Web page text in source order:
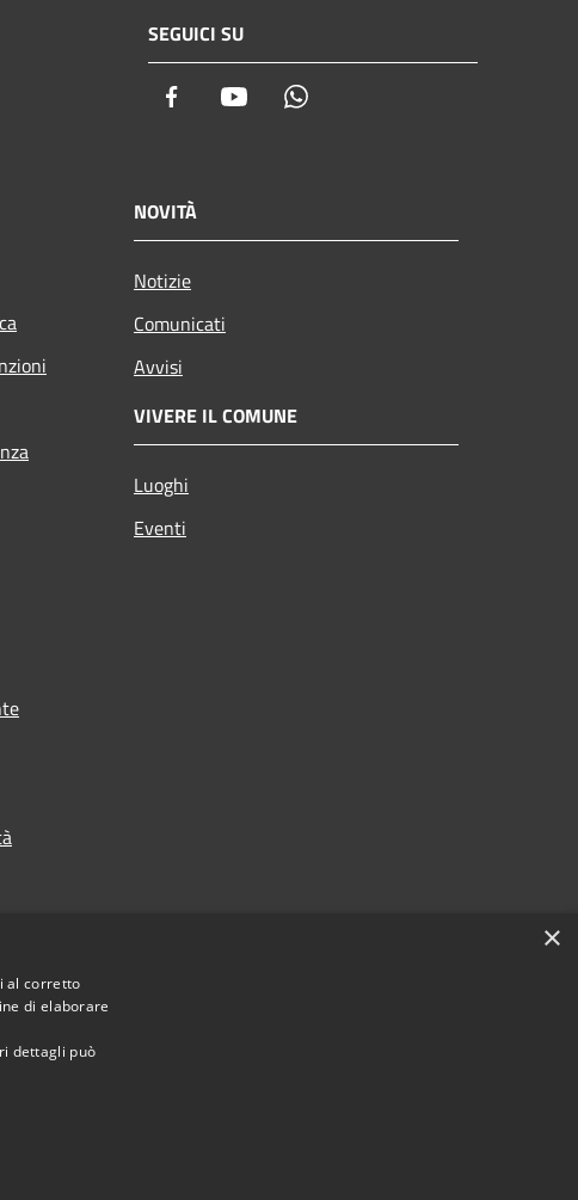
SEGUICI SU
Facebook Youtube
NOVITÀ
Notizie
Comunicati
Avvisi
VIVERE IL COMUNE
Luoghi
Eventi
di Vaprio d'Adda • Powered by
×
al corretto
di elaborare
dettagli può